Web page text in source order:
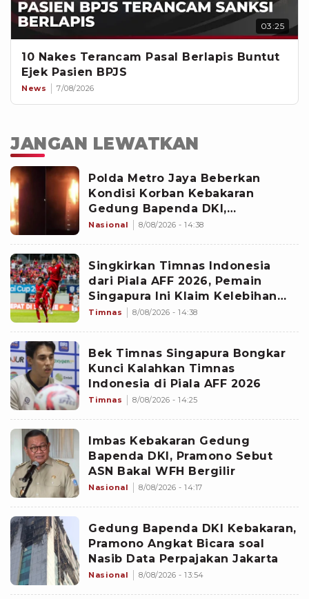
03:25
10 Nakes Terancam Pasal Berlapis Buntut
Ejek Pasien BPJS
News 7/08/2026
JANGAN LEWATKAN
Polda Metro Jaya Beberkan
Kondisi Korban Kebakaran
Gedung Bapenda DKI,
Penyelidikan Masih Dilakukan
Nasional 8/08/2026 - 14:38
Singkirkan Timnas Indonesia
dari Piala AFF 2026, Pemain
Singapura Ini Klaim Kelebihan
The Lions yang Buat Garuda
Timnas 8/08/2026 - 14:38
Bek Timnas Singapura Bongkar
Kunci Kalahkan Timnas
Indonesia di Piala AFF 2026
Timnas 8/08/2026 - 14:25
Imbas Kebakaran Gedung
Bapenda DKI, Pramono Sebut
ASN Bakal WFH Bergilir
Nasional 8/08/2026 - 14:17
Gedung Bapenda DKI Kebakaran,
Pramono Angkat Bicara soal
Nasib Data Perpajakan Jakarta
Nasional 8/08/2026 - 13:54